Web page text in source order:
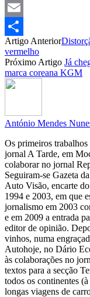
WhatsApp
Email
Partilhar
Artigo Anterior
vermelho
Próximo Artigo Já
marca coreana KGM
António Mendes
Os primeiros
jornal A Tarde, em
colaborar no jornal
Seguiram-se Gazeta
Auto Visão, encarte
1994 e 2003, em que
jornalismo em 2003
e em 2009 a entrada
editor de opinião.
vinhos, numa
Autohoje, no Dário
às colaborações no
textos para a secção
todos os continentes
longas viagens de